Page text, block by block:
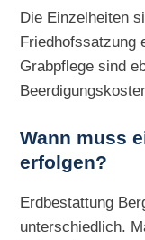
Die Einzelheiten
Friedhofssatzung
Grabpflege sind
Wann muss
erfolgen?
Erdbestattung
unterschiedlich.